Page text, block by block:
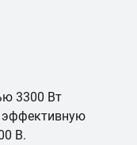
3300 Вт
эффективную
В.